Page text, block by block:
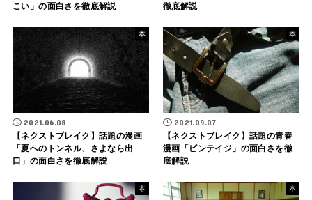
こい」の面白さを徹底解説
徹底解説
本
2021.06.08
【ネクストブレイク】話題の漫画
「夏へのトンネル、さよなら出
口」の面白さを徹底解説
本
2021.09.07
【ネクストブレイク】話題の青春
漫画「ビンテイジ」の面白さを徹
底解説
本 本